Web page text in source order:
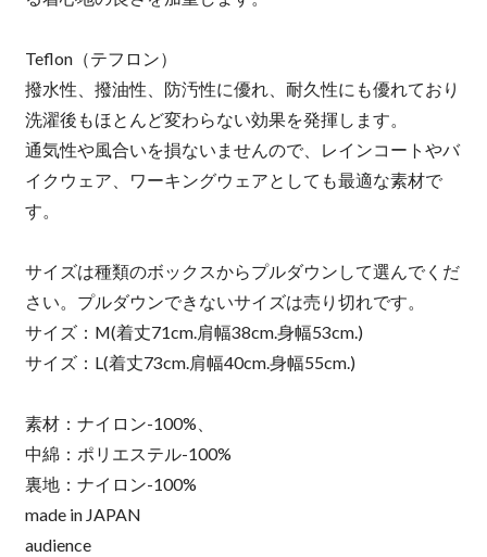
Teflon（テフロン）
撥水性、撥油性、防汚性に優れ、耐久性にも優れており
洗濯後もほとんど変わらない効果を発揮します。
通気性や風合いを損ないませんので、レインコートやバ
イクウェア、ワーキングウェアとしても最適な素材で
す。
サイズは種類のボックスからプルダウンして選んでくだ
さい。プルダウンできないサイズは売り切れです。
サイズ：M(着丈71cm.肩幅38cm.身幅53cm.)
サイズ：L(着丈73cm.肩幅40cm.身幅55cm.)
素材：ナイロン-100%、
中綿：ポリエステル-100%
裏地：ナイロン-100%
made in JAPAN
audience